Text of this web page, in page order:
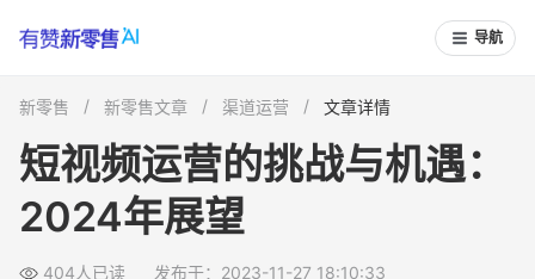
导航
新零售 新零售文章 渠道运营 文章详情
短视频运营的挑战与机遇：
2024年展望
404人已读 发布于：2023-11-27 18:10:33